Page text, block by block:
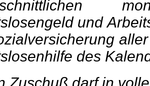
und
des